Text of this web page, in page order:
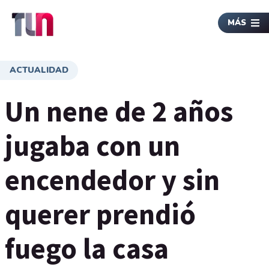
MÁS
ACTUALIDAD
Un nene de 2 años
jugaba con un
encendedor y sin
querer prendió
fuego la casa